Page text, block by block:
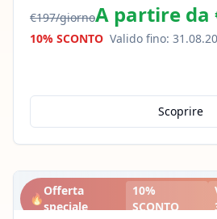
€197/giornoA partire da
10% SCONTO Valido fino:
Scoprire
🔥
Offerta
speciale
10%
SCONTO